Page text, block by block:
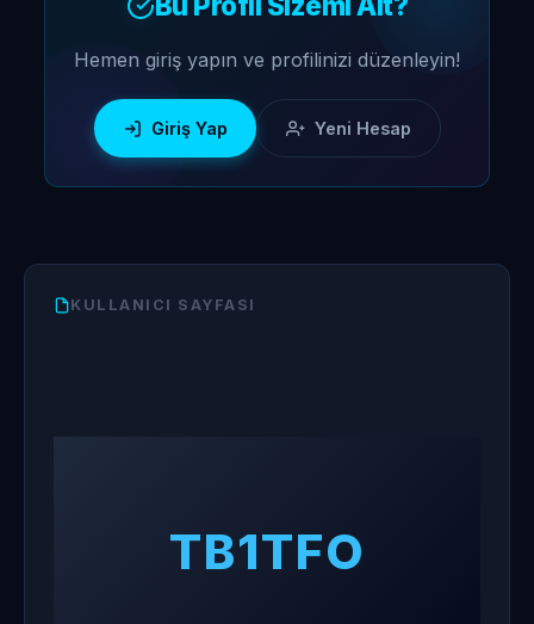
Hemen giriş yapın ve profilinizi düzenleyin!
Giriş Yap Yeni Hesap
KULLANICI SAYFASI
TB1TFO